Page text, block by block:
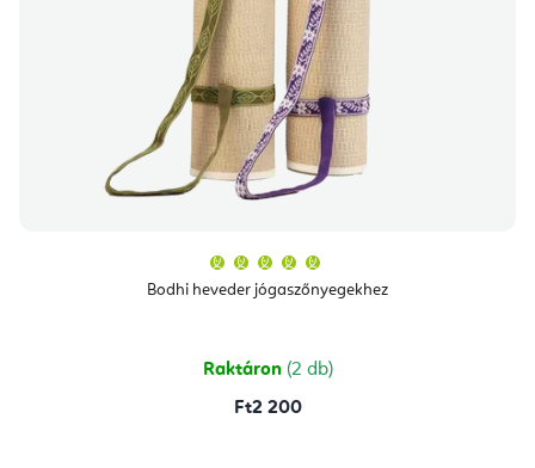
Bodhi heveder jógaszőnyegekhez
átlagos
értékelése
csillag.
Raktáron (2 db)
Ft2 200